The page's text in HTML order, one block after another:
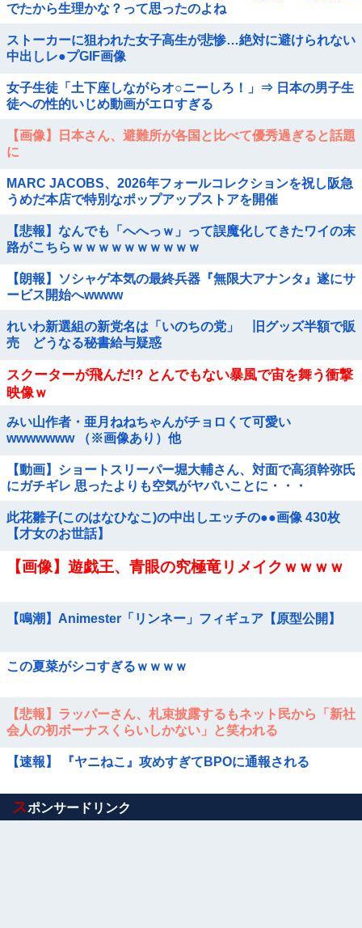
でたから生理かな？って思ったのよね
ストーカーに狙われた女子高生が悲惨…絶対に避けられない
中出しレ●プGIF画像
女子生徒「土下座しながらオ○ニーしろ！」⇒ 日本の男子生
徒への性的いじめ動画がエロすぎる
【画像】日本さん、避難所が各国と比べて優秀過ぎると話題
に
MARC JACOBS、2026年フォールコレクションを祝し阪急
うめだ本店で特別なポップアップストアを開催
【悲報】なんでも「へへっｗ」って誤魔化してきたワイの末
路がこちらｗｗｗｗｗｗｗｗｗｗ
【朗報】ソシャゲ本気の最終兵器『無限大アナンタ』遂にサ
ービス開始へwwww
れいわ新選組の新党名は「いのちの党」 旧グッズ半額で販
売 どうなる秘書給与疑惑
スクーターが飛んだ!? とんでもない暴風で宙を舞う衝撃
映像ｗ
みい山作者・亜月ねねちゃんがチョロくて可愛い
wwwwwww （※画像あり）他
【動画】ショートスリーパー堀大輔さん、対面で高須幹弥氏
にガチギレ 思ったよりも空気がヤバいことに・・・
此花雛子(このはなひなこ)の中出しエッチの●●画像 430枚
【才女のお世話】
【画像】遊戯王、青眼の究極竜リメイクｗｗｗｗ
【鳴潮】Animester「リンネー」フィギュア【原型公開】
この夏菜がシコすぎるｗｗｗｗ
【悲報】ラッパーさん、札束披露するもネット民から「新社
会人の初ボーナスくらいしかない」と笑われる
【速報】 『ヤニねこ』攻めすぎてBPOに通報される
Powered by livedoor 相互RSS
スポンサードリンク